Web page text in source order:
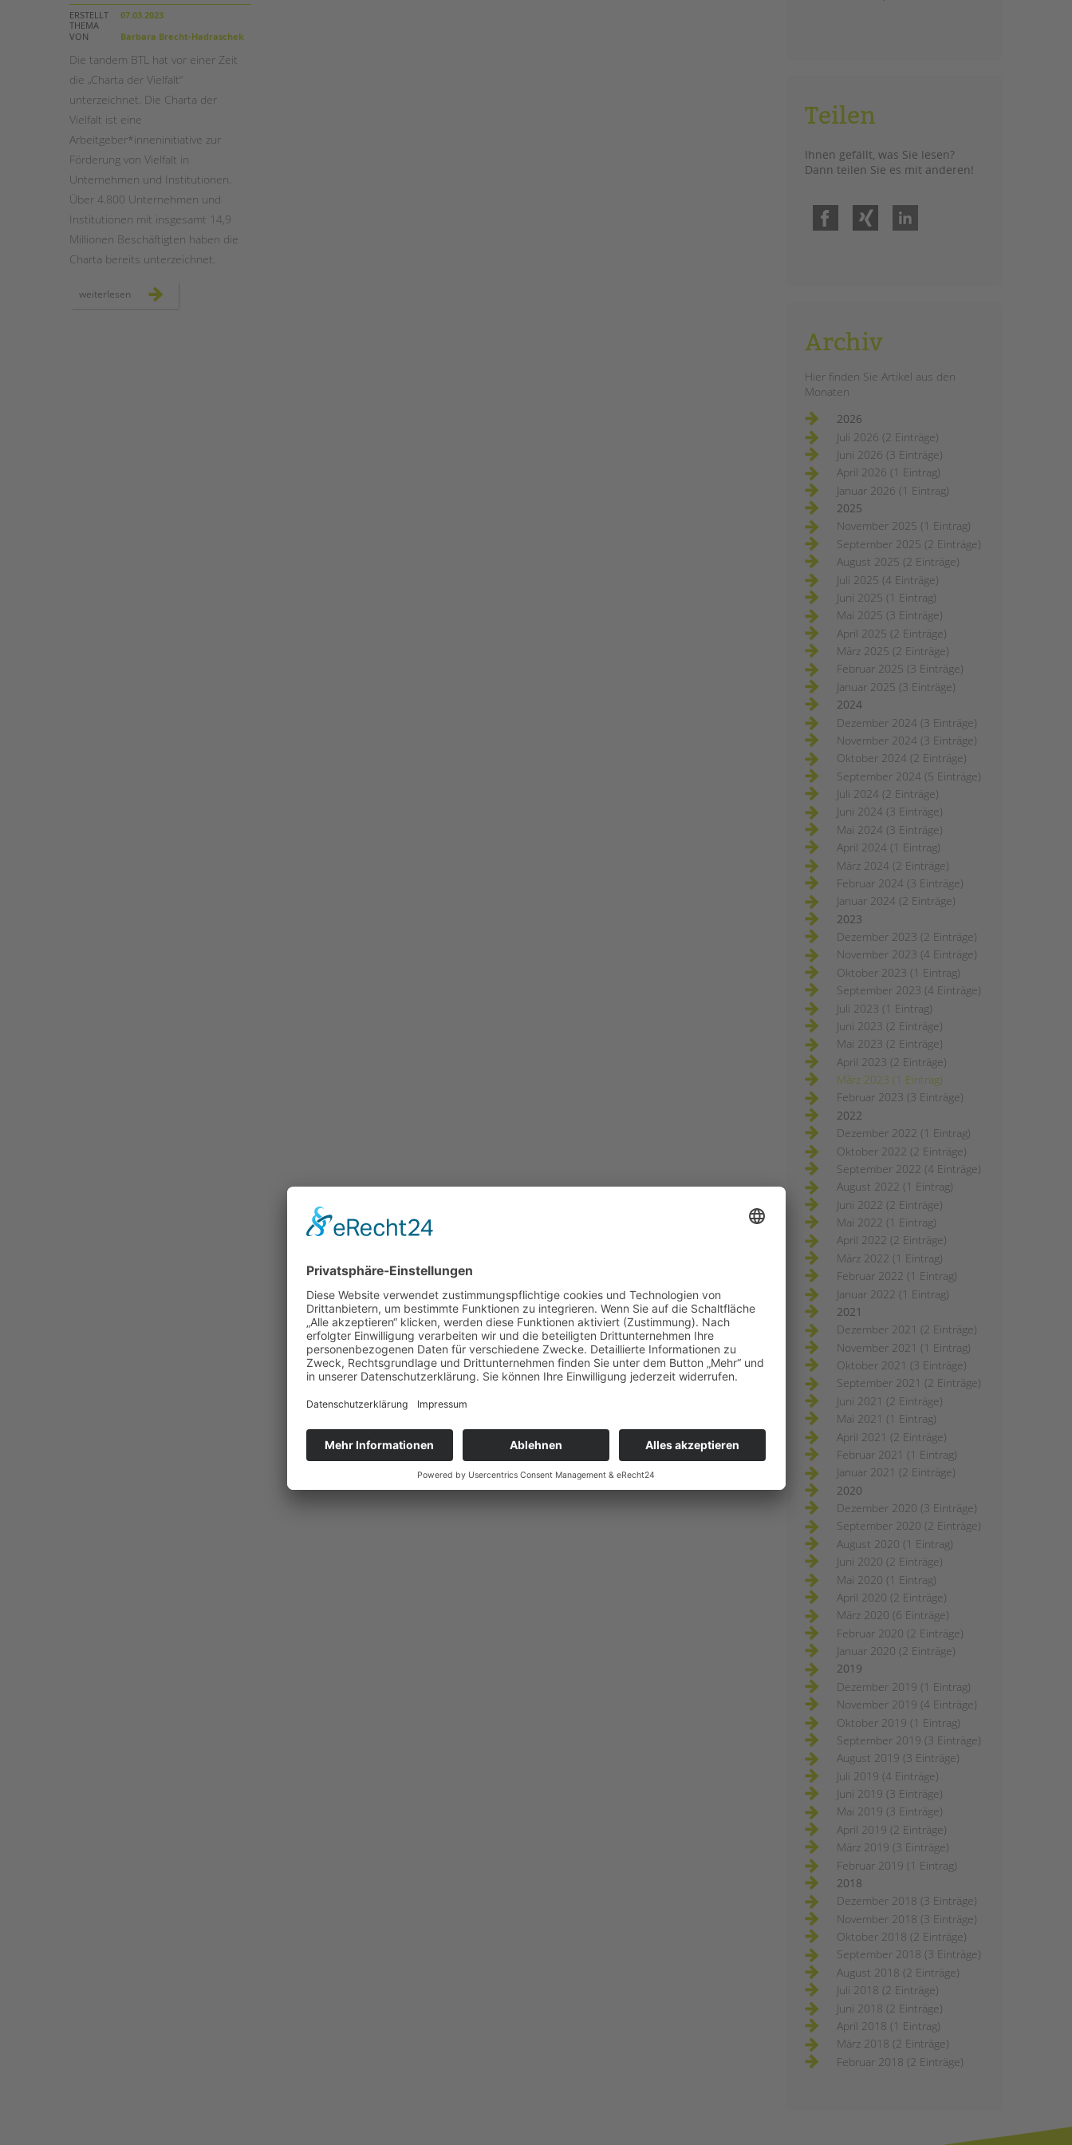
ERSTELLT
07.03.2023
THEMA
VON
Barbara Brecht-Hadraschek
Die tandem BTL hat vor einer Zeit
die „Charta der Vielfalt“
unterzeichnet. Die Charta der
Vielfalt ist eine
Arbeitgeber*inneninitiative zur
Förderung von Vielfalt in
Unternehmen und Institutionen.
Über 4.800 Unternehmen und
Institutionen mit insgesamt 14,9
Millionen Beschäftigten haben die
Charta bereits unterzeichnet.
weiterlesen
tandem
Teilen
Ihnen gefällt, was Sie lesen?
Dann teilen Sie es mit anderen!
Facebook
Archiv
Hier finden Sie Artikel aus den
Monaten
2026
Juli 2026 (2 Einträge)
Juni 2026 (3 Einträge)
April 2026 (1 Eintrag)
Januar 2026 (1 Eintrag)
2025
November 2025 (1 Eintrag)
September 2025 (2 Einträge)
August 2025 (2 Einträge)
Juli 2025 (4 Einträge)
Juni 2025 (1 Eintrag)
Mai 2025 (3 Einträge)
April 2025 (2 Einträge)
März 2025 (2 Einträge)
Februar 2025 (3 Einträge)
Januar 2025 (3 Einträge)
2024
Dezember 2024 (3 Einträge)
November 2024 (3 Einträge)
Oktober 2024 (2 Einträge)
September 2024 (5 Einträge)
Juli 2024 (2 Einträge)
Juni 2024 (3 Einträge)
Mai 2024 (3 Einträge)
April 2024 (1 Eintrag)
März 2024 (2 Einträge)
Februar 2024 (3 Einträge)
Januar 2024 (2 Einträge)
2023
Dezember 2023 (2 Einträge)
November 2023 (4 Einträge)
Oktober 2023 (1 Eintrag)
September 2023 (4 Einträge)
Juli 2023 (1 Eintrag)
Juni 2023 (2 Einträge)
Mai 2023 (2 Einträge)
April 2023 (2 Einträge)
März 2023 (1 Eintrag)
Februar 2023 (3 Einträge)
2022
Dezember 2022 (1 Eintrag)
Oktober 2022 (2 Einträge)
September 2022 (4 Einträge)
August 2022 (1 Eintrag)
Juni 2022 (2 Einträge)
Mai 2022 (1 Eintrag)
April 2022 (2 Einträge)
März 2022 (1 Eintrag)
Februar 2022 (1 Eintrag)
Januar 2022 (1 Eintrag)
2021
Dezember 2021 (2 Einträge)
November 2021 (1 Eintrag)
Oktober 2021 (3 Einträge)
September 2021 (2 Einträge)
Juni 2021 (2 Einträge)
Mai 2021 (1 Eintrag)
April 2021 (2 Einträge)
Februar 2021 (1 Eintrag)
Januar 2021 (2 Einträge)
2020
Dezember 2020 (3 Einträge)
September 2020 (2 Einträge)
August 2020 (1 Eintrag)
Juni 2020 (2 Einträge)
Mai 2020 (1 Eintrag)
April 2020 (2 Einträge)
März 2020 (6 Einträge)
Februar 2020 (2 Einträge)
Januar 2020 (2 Einträge)
2019
Dezember 2019 (1 Eintrag)
November 2019 (4 Einträge)
Oktober 2019 (1 Eintrag)
September 2019 (3 Einträge)
August 2019 (3 Einträge)
Juli 2019 (4 Einträge)
Juni 2019 (3 Einträge)
Mai 2019 (3 Einträge)
April 2019 (2 Einträge)
März 2019 (3 Einträge)
Februar 2019 (1 Eintrag)
2018
Dezember 2018 (3 Einträge)
November 2018 (3 Einträge)
Oktober 2018 (2 Einträge)
September 2018 (3 Einträge)
August 2018 (2 Einträge)
Juli 2018 (2 Einträge)
Juni 2018 (2 Einträge)
April 2018 (1 Eintrag)
März 2018 (2 Einträge)
Februar 2018 (2 Einträge)